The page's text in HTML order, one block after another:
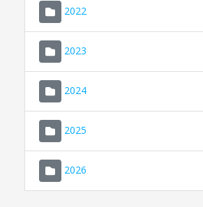
2022
2023
2024
2025
2026